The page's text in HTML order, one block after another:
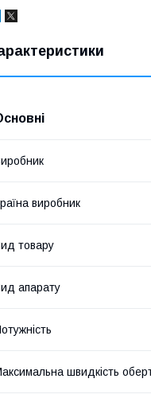
виробник
товару
апарату
швидкість